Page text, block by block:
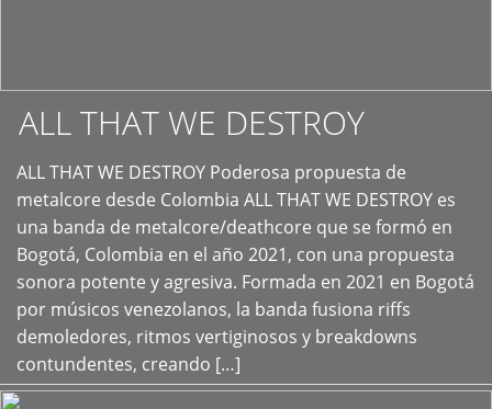
ALL THAT WE DESTROY
ALL THAT WE DESTROY Poderosa propuesta de
metalcore desde Colombia ALL THAT WE DESTROY es
una banda de metalcore/deathcore que se formó en
Bogotá, Colombia en el año 2021, con una propuesta
sonora potente y agresiva. Formada en 2021 en Bogotá
por músicos venezolanos, la banda fusiona riffs
demoledores, ritmos vertiginosos y breakdowns
contundentes, creando […]
+